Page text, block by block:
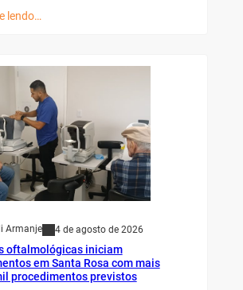
lendo…
Armanje 4 de agosto de 2026
oftalmológicas iniciam
em Santa Rosa com mais
procedimentos previstos